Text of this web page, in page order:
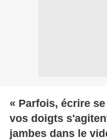
« Parfois, écrire
vos doigts
jambes dans le